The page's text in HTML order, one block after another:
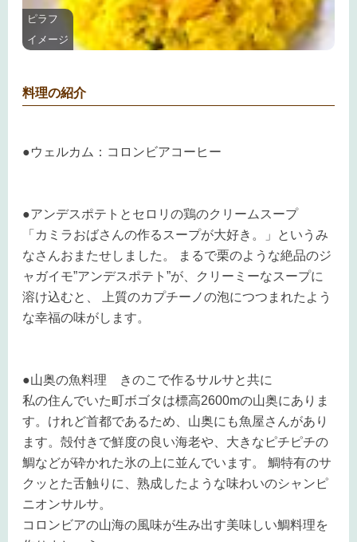
ピラフ
イメージ
料理の紹介
●ウェルカム：コロンビアコーヒー
●アンデスポテトとセロリの鶏のクリームスープ
「カミラおばさんの作るスープが大好き。」というみ
なさんおまたせしました。 まるで栗のような絶品のジ
ャガイモ”アンデスポテト”が、クリーミーなスープに
溶け込むと、 上質のカプチーノの泡につつまれたよう
な幸福の味がします。
●山奥の魚料理 きのこで作るサルサと共に
私の住んでいた町ボゴタは標高2600mの山奥にありま
す。けれど首都であるため、山奥にも魚屋さんがあり
ます。殻付きで鮮度の良い海老や、大きなピチピチの
鯛などが砕かれた氷の上に並んでいます。 鯛特有のサ
クッとた舌触りに、熟成したような味わいのシャンピ
ニオンサルサ。
コロンビアの山海の風味が生み出す美味しい鯛料理を